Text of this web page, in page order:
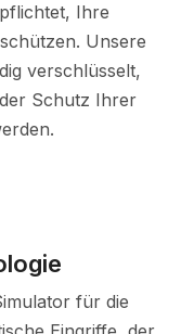
Ihre
Unsere
verschlüsselt,
Schutz Ihrer
für die